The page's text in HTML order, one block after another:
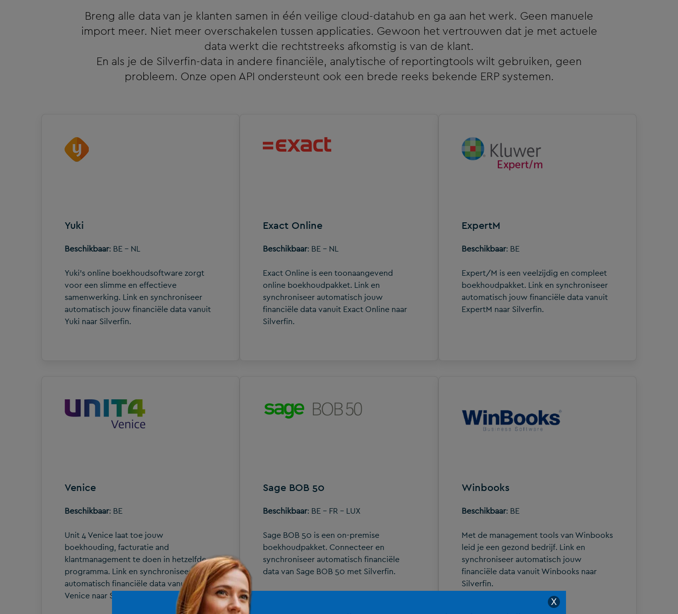
Breng alle data van je klanten samen in één veilige cloud-datahub en ga aan het werk. Geen manuele
import meer. Niet meer overschakelen tussen applicaties. Gewoon het vertrouwen dat je met actuele
data werkt die rechtstreeks afkomstig is van de klant.
En als je de Silverfin-data in andere financiële, analytische of reportingtools wilt gebruiken, geen
probleem. Onze open API ondersteunt ook een brede reeks bekende ERP systemen.
Yuki
Beschikbaar: BE - NL
Yuki's online boekhoudsoftware zorgt
voor een slimme en effectieve
samenwerking. Link en synchroniseer
automatisch jouw financiële data vanuit
Yuki naar Silverfin.
Exact Online
Beschikbaar: BE - NL
Exact Online is een toonaangevend
online boekhoudpakket. Link en
synchroniseer automatisch jouw
financiële data vanuit Exact Online naar
Silverfin.
ExpertM
Beschikbaar: BE
Expert/M is een veelzijdig en compleet
boekhoudpakket. Link en synchroniseer
automatisch jouw financiële data vanuit
ExpertM naar Silverfin.
Venice
Beschikbaar: BE
Unit 4 Venice laat toe jouw
boekhouding, facturatie and
klantmanagement te doen in hetzelfde
programma. Link en synchroniseer
automatisch financiële data vanuit Unit 4
Venice naar Silverfin.
Sage BOB 50
Beschikbaar: BE - FR - LUX
Sage BOB 50 is een on-premise
boekhoudpakket. Connecteer en
synchroniseer automatisch financiële
data van Sage BOB 50 met Silverfin.
Winbooks
Beschikbaar: BE
Met de management tools van Winbooks
leid je een gezond bedrijf. Link en
synchroniseer automatisch jouw
financiële data vanuit Winbooks naar
Silverfin.
X